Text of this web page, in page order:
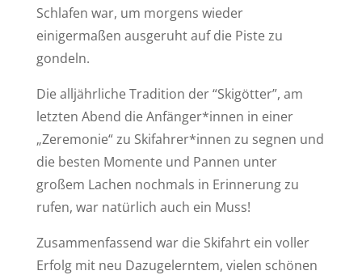
Schlafen war, um morgens wieder
einigermaßen ausgeruht auf die Piste zu
gondeln.
Die alljährliche Tradition der “Skigötter”, am
letzten Abend die Anfänger*innen in einer
„Zeremonie“ zu Skifahrer*innen zu segnen und
die besten Momente und Pannen unter
großem Lachen nochmals in Erinnerung zu
rufen, war natürlich auch ein Muss!
Zusammenfassend war die Skifahrt ein voller
Erfolg mit neu Dazugelerntem, vielen schönen